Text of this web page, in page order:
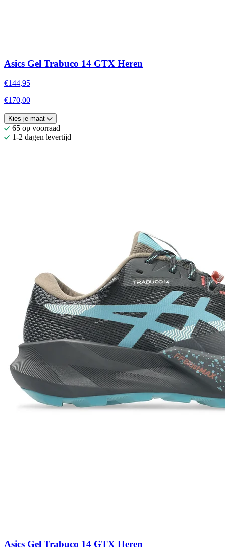
Asics Gel Trabuco 14 GTX Heren
€144,95
€170,00
Kies je maat
65 op voorraad
1-2 dagen levertijd
Asics Gel Trabuco 14 GTX Heren